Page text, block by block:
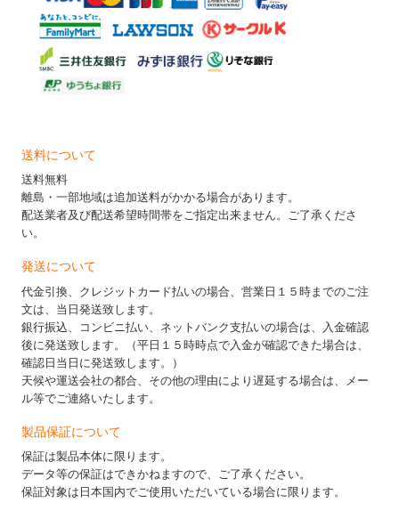
送料について
送料無料
離島・一部地域は追加送料がかかる場合があります。
配送業者及び配送希望時間帯をご指定出来ません。ご了承くださ
い。
発送について
代金引換、クレジットカード払いの場合、営業日１５時までのご注
文は、当日発送致します。
銀行振込、コンビニ払い、ネットバンク支払いの場合は、入金確認
後に発送致します。（平日１５時時点で入金が確認できた場合は、
確認日当日に発送致します。）
天候や運送会社の都合、その他の理由により遅延する場合は、メー
ル等でご連絡いたします。
製品保証について
保証は製品本体に限ります。
データ等の保証はできかねますので、ご了承ください。
保証対象は日本国内でご使用いただいている場合に限ります。